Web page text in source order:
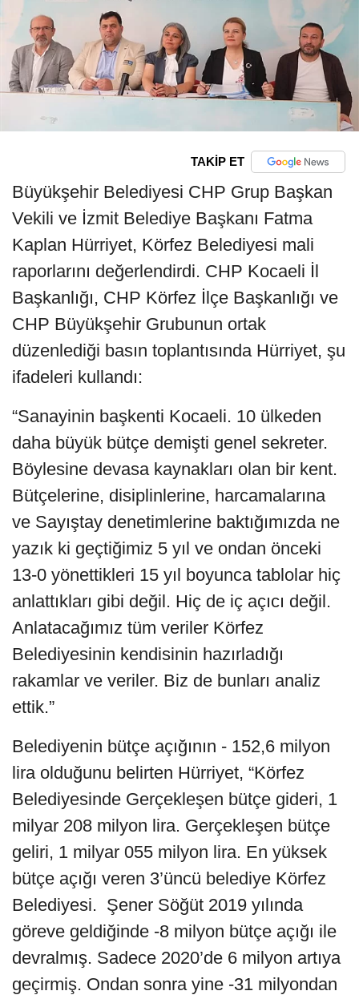
TAKİP ET
Büyükşehir Belediyesi CHP Grup Başkan
Vekili ve İzmit Belediye Başkanı Fatma
Kaplan Hürriyet, Körfez Belediyesi mali
raporlarını değerlendirdi. CHP Kocaeli İl
Başkanlığı, CHP Körfez İlçe Başkanlığı ve
CHP Büyükşehir Grubunun ortak
düzenlediği basın toplantısında Hürriyet, şu
ifadeleri kullandı:
“Sanayinin başkenti Kocaeli. 10 ülkeden
daha büyük bütçe demişti genel sekreter.
Böylesine devasa kaynakları olan bir kent.
Bütçelerine, disiplinlerine, harcamalarına
ve Sayıştay denetimlerine baktığımızda ne
yazık ki geçtiğimiz 5 yıl ve ondan önceki
13-0 yönettikleri 15 yıl boyunca tablolar hiç
anlattıkları gibi değil. Hiç de iç açıcı değil.
Anlatacağımız tüm veriler Körfez
Belediyesinin kendisinin hazırladığı
rakamlar ve veriler. Biz de bunları analiz
ettik.”
Belediyenin bütçe açığının - 152,6 milyon
lira olduğunu belirten Hürriyet, “Körfez
Belediyesinde Gerçekleşen bütçe gideri, 1
milyar 208 milyon lira. Gerçekleşen bütçe
geliri, 1 milyar 055 milyon lira. En yüksek
bütçe açığı veren 3’üncü belediye Körfez
Belediyesi. Şener Söğüt 2019 yılında
göreve geldiğinde -8 milyon bütçe açığı ile
devralmış. Sadece 2020’de 6 milyon artıya
geçirmiş. Ondan sonra yine -31 milyondan